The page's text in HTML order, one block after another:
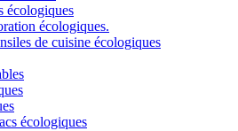
écologiques
écologiques.
de cuisine écologiques
écologiques